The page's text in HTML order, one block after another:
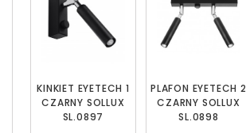
PLAFON EYETECH 2
CZARNY SOLLUX
SL.0898
KINKIET EYETECH 1
CZARNY SOLLUX
SL.0897